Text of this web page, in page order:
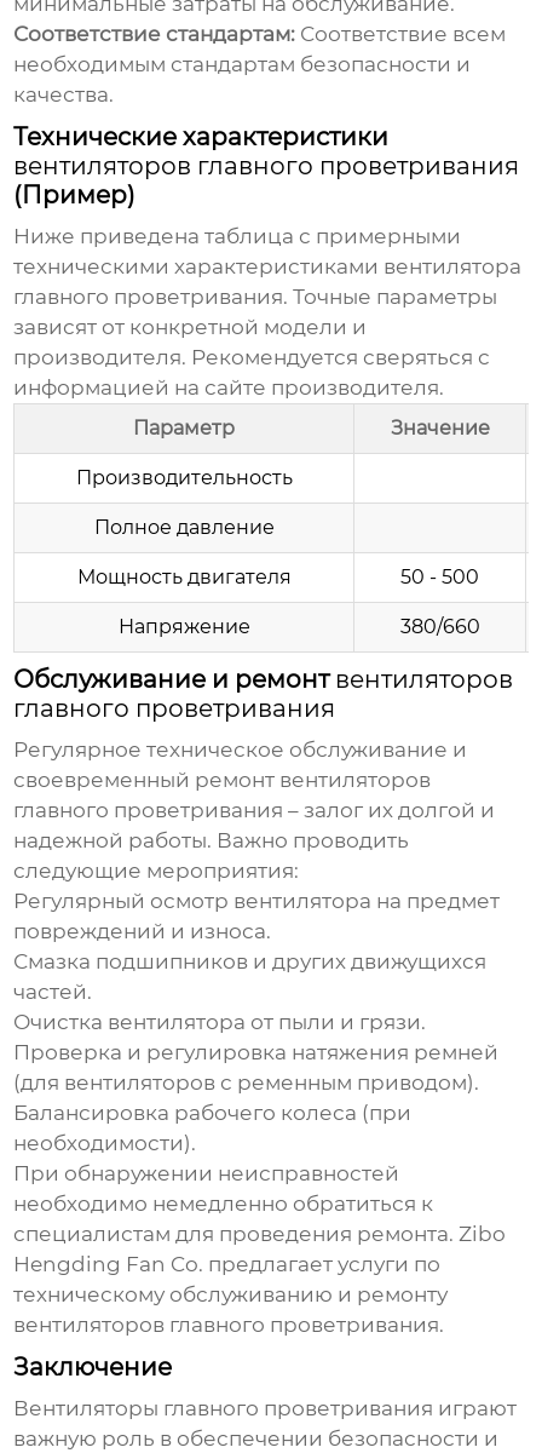
Соответствие стандартам: Соответствие всем
необходимым стандартам безопасности и
качества.
Технические характеристики
вентиляторов главного проветривания
(Пример)
Ниже приведена таблица с примерными
техническими характеристиками вентилятора
главного проветривания. Точные параметры
зависят от конкретной модели и
производителя. Рекомендуется сверяться с
информацией на сайте производителя.
Параметр Значение
Производительность
Полное давление
Мощность двигателя 50 - 500
Напряжение 380/660
Обслуживание и ремонт вентиляторов
главного проветривания
Регулярное техническое обслуживание и
своевременный ремонт вентиляторов
главного проветривания – залог их долгой и
надежной работы. Важно проводить
следующие мероприятия:
Регулярный осмотр вентилятора на предмет
повреждений и износа.
Смазка подшипников и других движущихся
частей.
Очистка вентилятора от пыли и грязи.
Проверка и регулировка натяжения ремней
(для вентиляторов с ременным приводом).
Балансировка рабочего колеса (при
необходимости).
При обнаружении неисправностей
необходимо немедленно обратиться к
специалистам для проведения ремонта.Zibo
Hengding Fan Co. предлагает услуги по
техническому обслуживанию и ремонту
вентиляторов главного проветривания.
Заключение
Вентиляторы главного проветривания играют
важную роль в обеспечении безопасности и